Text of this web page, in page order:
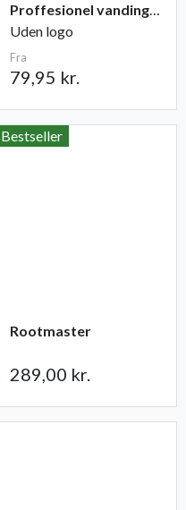
Proffesionel vandingspose 100 liter
Uden logo
Fra
79,95 kr.
Bestseller
Rootmaster
289,00 kr.